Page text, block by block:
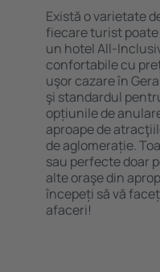
Există o varietate
fiecare turist
un hotel All-
confortabile cu
uşor cazare în
şi standardul
opțiunile de
aproape de
de aglomerație.
sau perfecte doar
alte oraşe din
începeți să vă
afaceri!